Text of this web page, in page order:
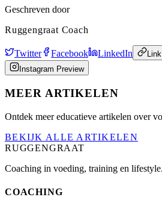
Geschreven door
Ruggengraat Coach
Twitter Facebook LinkedIn
Instagram Preview
MEER ARTIKELEN
Ontdek meer educatieve artikelen over
BEKIJK ALLE ARTIKELEN
RUGGENGRAAT
Coaching in voeding, training en lifestyle.
COACHING